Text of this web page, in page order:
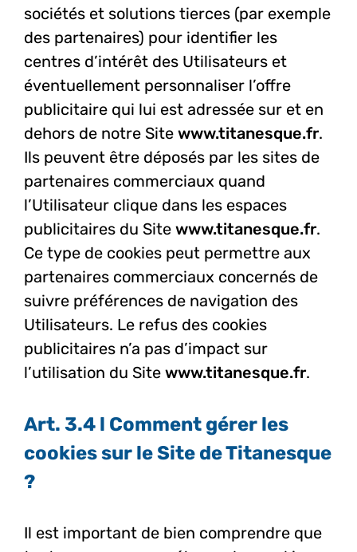
sociétés et solutions tierces (par exemple
des partenaires) pour identifier les
centres d’intérêt des Utilisateurs et
éventuellement personnaliser l’offre
publicitaire qui lui est adressée sur et en
dehors de notre Site www.titanesque.fr.
Ils peuvent être déposés par les sites de
partenaires commerciaux quand
l’Utilisateur clique dans les espaces
publicitaires du Site www.titanesque.fr.
Ce type de cookies peut permettre aux
partenaires commerciaux concernés de
suivre préférences de navigation des
Utilisateurs. Le refus des cookies
publicitaires n’a pas d’impact sur
l’utilisation du Site www.titanesque.fr.
Art. 3.4 l Comment gérer les
cookies sur le Site de Titanesque
?
Il est important de bien comprendre que